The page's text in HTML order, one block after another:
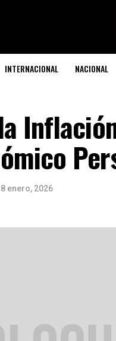
INTERNACIONAL NACIONAL
8 enero, 2026